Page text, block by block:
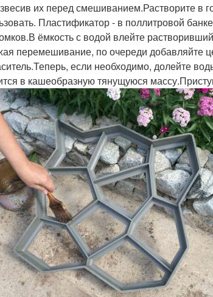
их перед смешиванием.Растворите в
Пластификатор - в поллитровой
ёмкость с водой влейте
перемешивание, по очереди добавляйте
если необходимо, долейте
в кашеобразную тянущуюся